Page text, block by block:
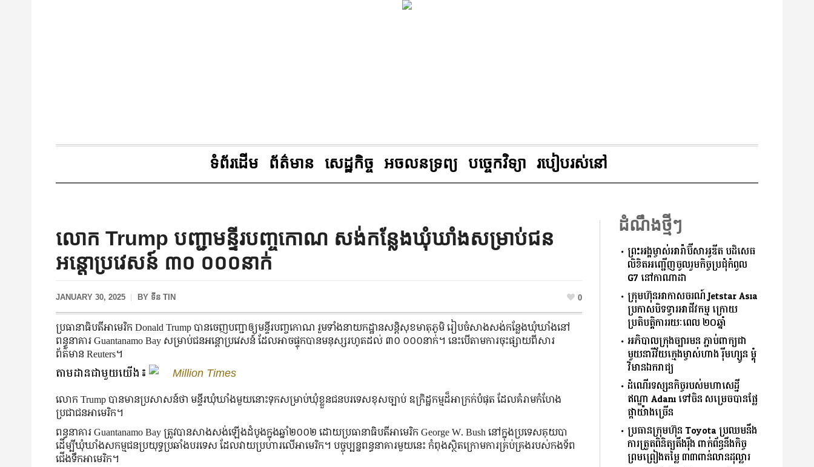
ទំព័រដើម ព័ត៌មាន សេដ្ឋកិច្ច អចលនទ្រព្យ បច្ចេកវិទ្យា របៀបរស់នៅ
លោក Trump បញ្ជាមន្ទីរបញ្ចកោណ សង់កន្លែងឃុំឃាំងសម្រាប់ជន
អន្តោប្រវេសន៍ ៣០ ០០០នាក់
JANUARY 30, 2025 BY ទីន TIN 0
ប្រធានាធិបតីអាមេរិក Donald Trump បានចេញបញ្ជាឲ្យមន្ទីរបញ្ចកោណ រួមទាំងនាយកដ្ឋានសន្តិសុខមាតុភូមិ រៀបចំសាងសង់កន្លែងឃុំឃាំងនៅ
ពន្ធនាគារ Guantanamo Bay សម្រាប់ជនអន្តោប្រវេសន៍ ដែលអាចផ្ទុកបានមនុស្សរហូតដល់ ៣០ ០០០នាក់។ នេះបើតាមការចុះផ្សាយពីសារ
ព័ត៌មាន Reuters។
តាមដានជាមួយយើង៖ Million Times
លោក Trump បានមានប្រសាសន៍ថា មន្ទីរឃុំឃាំងមួយនោះទុកសម្រាប់ឃុំខ្លួនជនបរទេសខុសច្បាប់ ឧក្រិដ្ឋកម្មដ៏អាក្រក់បំផុត ដែលគំរាមកំហែង
ប្រជាជនអាមេរិក។
ពន្ធនាគារ Guantanamo Bay ត្រូវបានសាងសង់ឡើងដំបូងក្នុងឆ្នាំ២០០២ ដោយប្រធានាធិបតីអាមេរិក George W. Bush នៅក្នុងប្រទេសគុយបា
ដើម្បីឃុំឃាំងសកម្មជនប្រយុទ្ធប្រឆាំងបរទេស ដែលវាយប្រហារលើអាមេរិក។ បច្ចុប្បន្នពន្ធនាគារមួយនេះ កំពុងស្ថិតក្រោមការគ្រប់គ្រងរបស់កងទ័ព
ជើងទឹកអាមេរិក។
ដំណឹងថ្មីៗ
ព្រះអង្គម្ចាស់អារ៉ាប៊ីសាអូឌីត បដិសេធ
លិខិតអញ្ជើញចូលរួមកិច្ចប្រជុំកំពូល
G7 នៅកាណាដា
ក្រុមហ៊ុនអាកាសចរណ៍ Jetstar Asia
ប្រកាសបិទទ្វារអាជីវកម្ម ក្រោយ
ប្រតិបត្តិការរយៈពេល ២០ឆ្នាំ
អភិបាលក្រុងច្បារមន ភ្ជាប់ពាក្យជា
មួយនារីវ័យក្មេងម្ចាស់ហាង រ៉ីមហ្សូន ម្តុំ
វិមានឯករាជ្យ
ដំណើរទស្សនកិច្ចរបស់មហាសេដ្ឋី
ឥណ្ឌា Adani ទៅចិន សម្រេចបានផ្លែ
ផ្កាយ៉ាងច្រើន
ប្រធានក្រុមហ៊ុន Toyota ប្រឈមនឹង
ការត្រួតពិនិត្យតឹងរ៉ឹង ពាក់ព័ន្ធនឹងកិច្ច
ព្រមព្រៀងតម្លៃ ៣៣ពាន់លានដុល្លារ